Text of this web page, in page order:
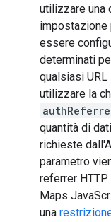
utilizzare una
essere
determinati
qualsiasi
utilizzare la
quantità di
richieste
parametro
referrer HTTP
Maps
una